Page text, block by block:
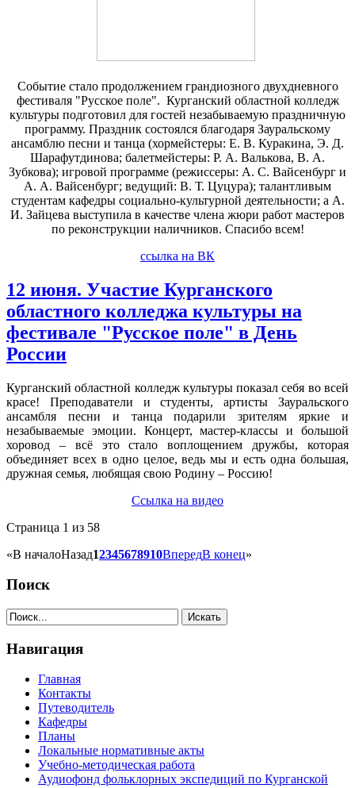
Событие стало продолжением грандиозного двухдневного
фестиваля "Русское поле". Курганский областной колледж
культуры подготовил для гостей незабываемую праздничную
программу. Праздник состоялся благодаря Зауральскому
ансамблю песни и танца (хормейстеры: Е. В. Куракина, Э. Д.
Шарафутдинова; балетмейстеры: Р. А. Валькова, В. А.
Зубкова); игровой программе (режиссеры: А. С. Вайсенбург и
А. А. Вайсенбург; ведущий: В. Т. Цуцура); талантливым
студентам кафедры социально-культурной деятельности; а А.
И. Зайцева выступила в качестве члена жюри работ мастеров
по реконструкции наличников. Спасибо всем!
ссылка на ВК
12 июня. Участие Курганского
областного колледжа культуры на
фестивале "Русское поле" в День
России
Курганский областной колледж культуры показал себя во всей
красе! Преподаватели и студенты, артисты Зауральского
ансамбля песни и танца подарили зрителям яркие и
незабываемые эмоции. Концерт, мастер-классы и большой
хоровод – всё это стало воплощением дружбы, которая
объединяет всех в одно целое, ведь мы и есть одна большая,
дружная семья, любящая свою Родину – Россию!
Ссылка на видео
Страница 1 из 58
«В началоНазад12345678910ВпередВ конец»
Поиск
Навигация
Главная
Контакты
Путеводитель
Кафедры
Планы
Локальные нормативные акты
Учебно-методическая работа
Аудиофонд фольклорных экспедиций по Курганской